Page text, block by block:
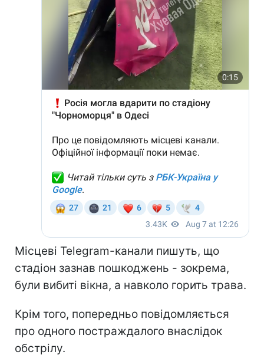
Місцеві Telegram-канали пишуть, що
стадіон зазнав пошкоджень - зокрема,
були вибиті вікна, а навколо горить трава.
Крім того, попередньо повідомляється
про одного постраждалого внаслідок
обстрілу.